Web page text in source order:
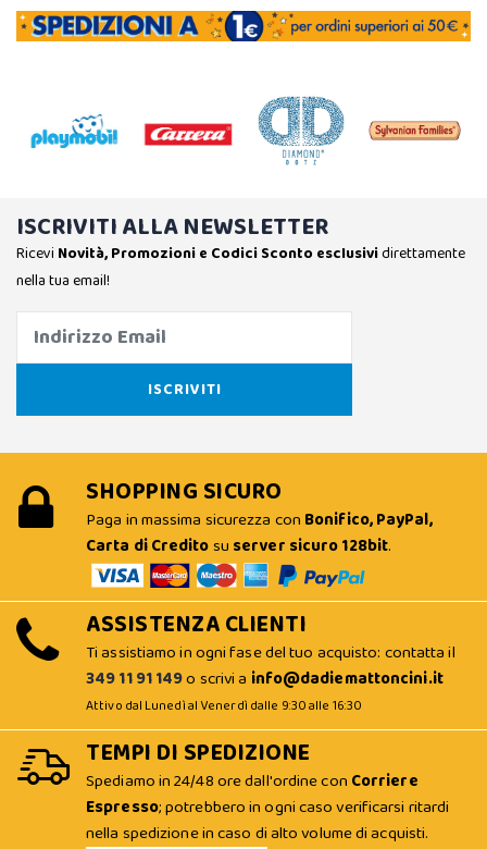
ISCRIVITI ALLA NEWSLETTER
Ricevi Novità, Promozioni e Codici Sconto esclusividirettamente
nella tua email!
SHOPPING SICURO
Paga in massima sicurezza con Bonifico, PayPal,
Carta di Creditosu server sicuro 128bit.
ASSISTENZA CLIENTI
Ti assistiamo in ogni fase del tuo acquisto: contatta il
349 11 91 149o scrivi a info@dadiemattoncini.it
Attivo dal Lunedì al Venerdì dalle 9:30 alle 16:30
TEMPI DI SPEDIZIONE
Spediamo in 24/48 ore dall'ordine con Corriere
Espresso; potrebbero in ogni caso verificarsi ritardi
nella spedizione in caso di alto volume di acquisti.